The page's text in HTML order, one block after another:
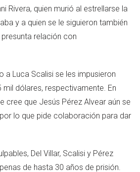
Rivera, quien murió al estrellarse la
y a quien se le siguieron también
relación con
a Luca Scalisi se les impusieron
mil dólares, respectivamente. En
cree que Jesús Pérez Alvear aún se
lo que pide colaboración para dar
Del Villar, Scalisi y Pérez
de hasta 30 años de prisión.